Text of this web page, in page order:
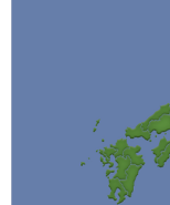
4 個人情報の
当社は、以下
預かりした個
1.お客さ